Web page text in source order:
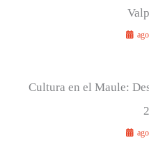
Cultura en el Maule: